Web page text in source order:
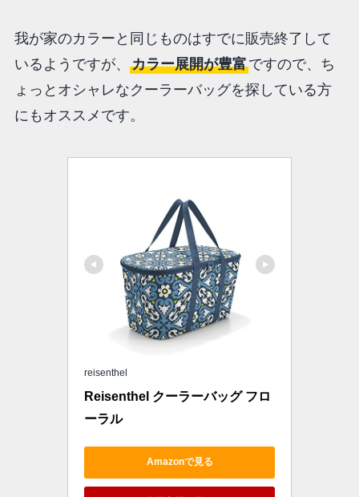
我が家のカラーと同じものはすでに販売終了して
いるようですが、 カラー展開が豊富ですので、ち
ょっとオシャレなクーラーバッグを探している方
にもオススメです。
reisenthel
Reisenthel クーラーバッグ フロ
ーラル
Amazonで見る